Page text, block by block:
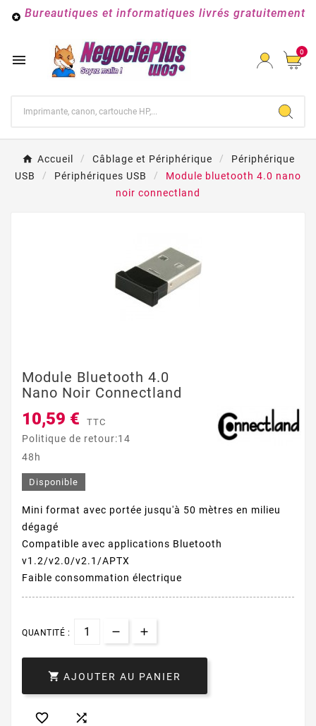
 Bureautiques et informatiques livrés gratuitement
 0
Accueil Câblage et Périphérique
Périphérique
USB
Périphériques USB
Module bluetooth 4.0 nano
noir connectland
Module Bluetooth 4.0
Nano Noir Connectland
10,59 € TTC
Politique de retour:14
48h
Disponible
Mini format avec portée jusqu'à 50 mètres en milieu
dégagé
Compatible avec applications Bluetooth
v1.2/v2.0/v2.1/APTX
Faible consommation électrique
QUANTITÉ :
 AJOUTER AU PANIER
 